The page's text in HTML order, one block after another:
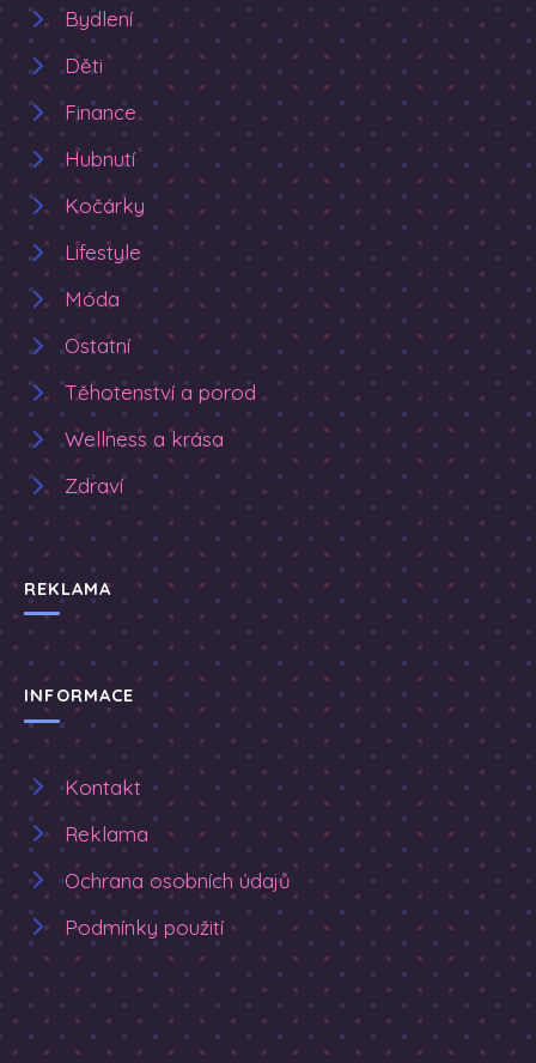
Bydlení
Děti
Finance
Hubnutí
Kočárky
Lifestyle
Móda
Ostatní
Těhotenství a porod
Wellness a krása
Zdraví
REKLAMA
INFORMACE
Kontakt
Reklama
Ochrana osobních údajů
Podmínky použití